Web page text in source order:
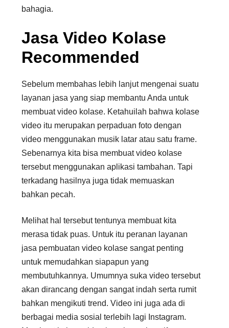
bahagia.
Jasa Video Kolase
Recommended
Sebelum membahas lebih lanjut mengenai suatu
layanan jasa yang siap membantu Anda untuk
membuat video kolase. Ketahuilah bahwa kolase
video itu merupakan perpaduan foto dengan
video menggunakan musik latar atau satu frame.
Sebenarnya kita bisa membuat video kolase
tersebut menggunakan aplikasi tambahan. Tapi
terkadang hasilnya juga tidak memuaskan
bahkan pecah.
Melihat hal tersebut tentunya membuat kita
merasa tidak puas. Untuk itu peranan layanan
jasa pembuatan video kolase sangat penting
untuk memudahkan siapapun yang
membutuhkannya. Umumnya suka video tersebut
akan dirancang dengan sangat indah serta rumit
bahkan mengikuti trend. Video ini juga ada di
berbagai media sosial terlebih lagi Instagram.